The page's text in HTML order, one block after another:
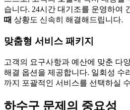
습니다. 24시간 대기조를 운영하여
때 상황도 신속히 해결해드립니다.
맞춤형 서비스 패키지
고객의 요구사항과 예산에 맞춘 다
해결 옵션을 제공합니다. 일회성 수
까지 포괄적인 서비스를 선택하실
하수구 문제의 중요성